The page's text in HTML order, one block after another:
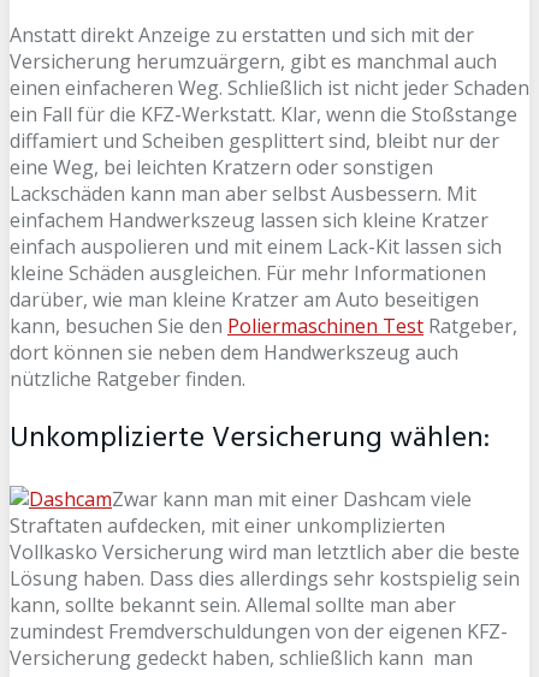
Anstatt direkt Anzeige zu erstatten und sich mit der
Versicherung herumzuärgern, gibt es manchmal auch
einen einfacheren Weg. Schließlich ist nicht jeder Schaden
ein Fall für die KFZ-Werkstatt. Klar, wenn die Stoßstange
diffamiert und Scheiben gesplittert sind, bleibt nur der
eine Weg, bei leichten Kratzern oder sonstigen
Lackschäden kann man aber selbst Ausbessern. Mit
einfachem Handwerkszeug lassen sich kleine Kratzer
einfach auspolieren und mit einem Lack-Kit lassen sich
kleine Schäden ausgleichen. Für mehr Informationen
darüber, wie man kleine Kratzer am Auto beseitigen
kann, besuchen Sie den Poliermaschinen Test Ratgeber,
dort können sie neben dem Handwerkszeug auch
nützliche Ratgeber finden.
Unkomplizierte Versicherung wählen:
Zwar kann man mit einer Dashcam viele
Straftaten aufdecken, mit einer unkomplizierten
Vollkasko Versicherung wird man letztlich aber die beste
Lösung haben. Dass dies allerdings sehr kostspielig sein
kann, sollte bekannt sein. Allemal sollte man aber
zumindest Fremdverschuldungen von der eigenen KFZ-
Versicherung gedeckt haben, schließlich kann man